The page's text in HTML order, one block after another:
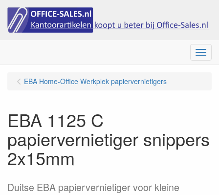
Menu
EBA Home-Office Werkplek papiervernietigers
EBA 1125 C
papiervernietiger snippers
2x15mm
Duitse EBA papiervernietiger voor kleine